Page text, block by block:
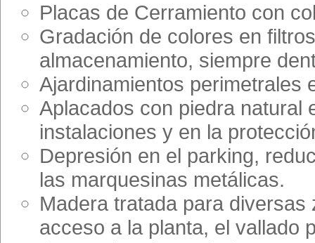
Placas de Cerramiento con
Gradación de colores en
almacenamiento, siempre
Ajardinamientos perimetrales
Aplacados con piedra natural
instalaciones y en la
Depresión en el parking,
las marquesinas metálicas.
Madera tratada para
acceso a la planta, el vallado